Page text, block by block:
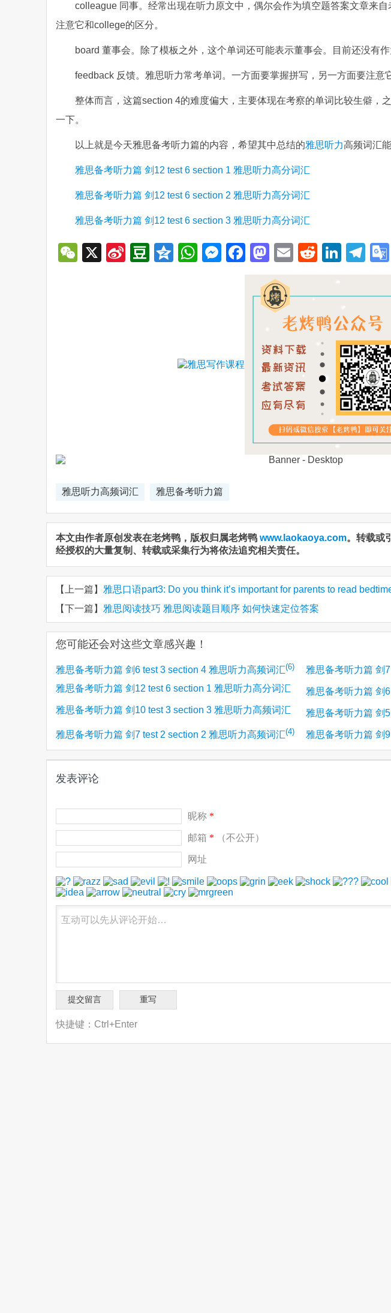
colleague 同事。经常出现在听力原文中，偶尔会作为填空题答案文章来
注意它和college的区分。
board 董事会。除了模板之外，这个单词还可能表示董事会。目前还没有作
feedback 反馈。雅思听力常考单词。一方面要掌握拼写，另一方面要注意
整体而言，这篇section 4的难度偏大，主要体现在考察的单词比较生僻，
一下。
以上就是今天雅思备考听力篇的内容，希望其中总结的雅思听力高频词汇
雅思备考听力篇 剑12 test 6 section 1 雅思听力高分词汇
雅思备考听力篇 剑12 test 6 section 2 雅思听力高分词汇
雅思备考听力篇 剑12 test 6 section 3 雅思听力高分词汇
WeChat
X
SinaDouban
QzoneWhatsApp
Messenger
Facebook
Mastodon
EmailReddit
雅思听力高频词汇 雅思备考听力篇
本文由作者原创发表在老烤鸭，版权归属老烤鸭 www.laokaoya.com。转载或
经授权的大量复制、转载或采集行为将依法追究相关责任。
【上一篇】 雅思口语part3: Do you think it’s important for parents to read
【下一篇】 雅思阅读技巧 雅思阅读题目顺序 如何快速定位答案
您可能还会对这些文章感兴趣！
雅思备考听力篇 剑6 test 3 section 4 雅思听力高频词汇(6) 雅思备考听力篇 剑
雅思备考听力篇 剑12 test 6 section 1 雅思听力高分词汇
(5)
雅思备考听力篇 剑
雅思备考听力篇 剑10 test 3 section 3 雅思听力高频词汇
(4)
雅思备考听力篇 剑
雅思备考听力篇 剑7 test 2 section 2 雅思听力高频词汇(4) 雅思备考听力篇 剑
发表评论
昵称 *
邮箱 * （不公开）
网址
快捷键：Ctrl+Enter